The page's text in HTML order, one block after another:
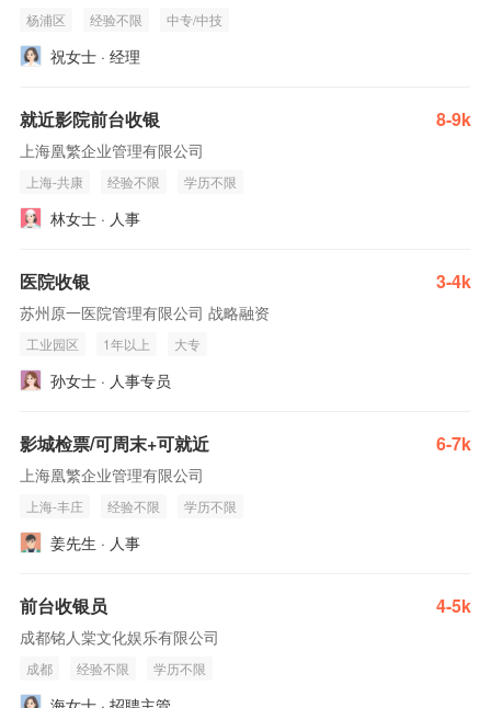
杨浦区 经验不限 中专/中技
祝女士 · 经理
就近影院前台收银 8-9k
上海凰繁企业管理有限公司
上海-共康 经验不限 学历不限
林女士 · 人事
医院收银 3-4k
苏州原一医院管理有限公司 战略融资
工业园区 1年以上 大专
孙女士 · 人事专员
影城检票/可周末+可就近 6-7k
上海凰繁企业管理有限公司
上海-丰庄 经验不限 学历不限
姜先生 · 人事
前台收银员 4-5k
成都铭人棠文化娱乐有限公司
成都 经验不限 学历不限